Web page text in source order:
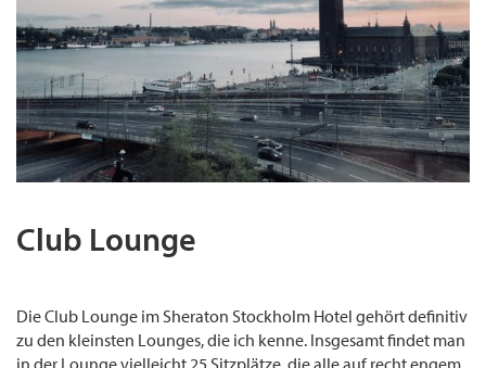
Club Lounge
Die Club Lounge im Sheraton Stockholm Hotel gehört definitiv
zu den kleinsten Lounges, die ich kenne. Insgesamt findet man